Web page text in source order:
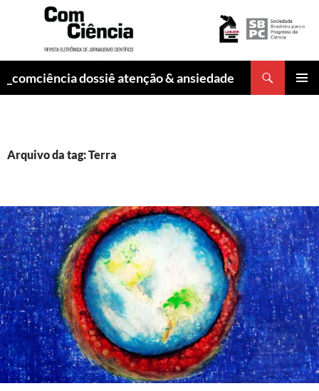
_comciência dossiê atenção & ansiedade
Arquivo da tag: Terra